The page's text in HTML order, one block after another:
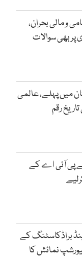
و مالی بحران،
بھی سوالات
میں پہلے، عالمی
پی آئی اے کے
براڈکاسٹنگ کے
نمائش کا